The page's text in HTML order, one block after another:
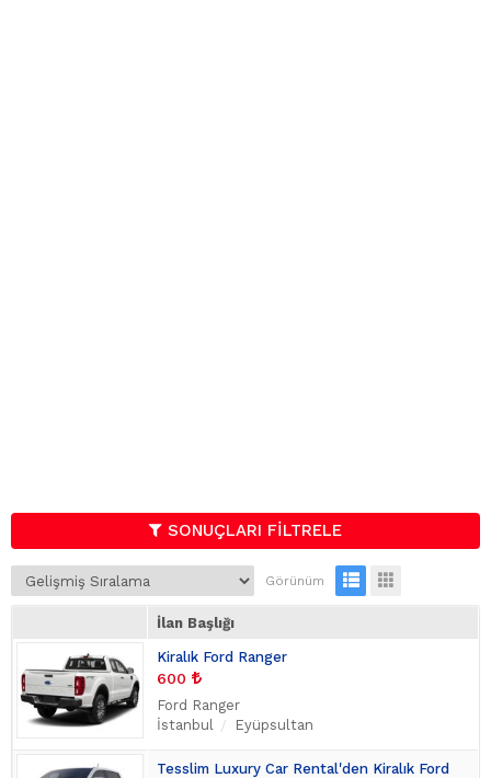
SONUÇLARI FİLTRELE
Görünüm
İlan Başlığı
Kiralık Ford Ranger
600
Ford Ranger
İstanbul
Eyüpsultan
Tesslim Luxury Car Rental'den Kiralık Ford